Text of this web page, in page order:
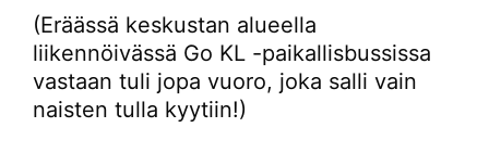
(Eräässä keskustan alueella
liikennöivässä Go KL -paikallisbussissa
vastaan tuli jopa vuoro, joka salli vain
naisten tulla kyytiin!)